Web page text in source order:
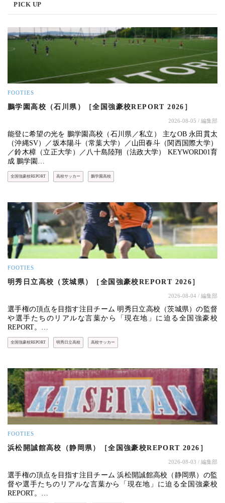
PICK UP
FOOTIES
鵬学園高校（石川県）［全国強豪校REPORT 2026］
2026-08-05 / 編集部
能登に希望の光を 鵬学園高校（石川県／私立） 主なOB 永田貫太
（沖縄SV）／坂本陽斗（常葉大学）／山田春斗（関西国際大学）
／鈴木樟（立正大学）／八十島陸翔（法政大学） KEYWORD01育
成 鵬学園…
全国強豪校REPORT 高校サッカー 鵬学園高校
FOOTIES
明秀日立高校（茨城県）［全国強豪校REPORT 2026］
2026-08-04 / 編集部
選手権の頂点を目指す注目チーム 明秀日立高校（茨城県）の監督
や選手たちのリアルな言葉から「現在地」に迫る全国強豪校
REPORT。…
全国強豪校REPORT 明秀日立高校 高校サッカー
FOOTIES
浜松開誠館高校（静岡県）［全国強豪校REPORT 2026］
2026-08-03 / 編集部
選手権の頂点を目指す注目チーム 浜松開誠館高校（静岡県）の監
督や選手たちのリアルな言葉から「現在地」に迫る全国強豪校
REPORT。…